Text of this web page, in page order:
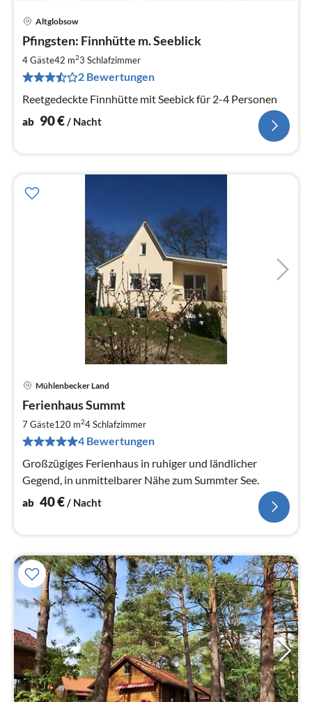
Altglobsow
Pfingsten: Finnhütte m. Seeblick
4 Gäste42 m23 Schlafzimmer
2 Bewertungen
Reetgedeckte Finnhütte mit Seebick für 2-4 Personen
ab 90€/ Nacht
Mühlenbecker Land
Ferienhaus Summt
7 Gäste120 m24Schlafzimmer
4 Bewertungen
Großzügiges Ferienhaus in ruhiger und ländlicher
Gegend, in unmittelbarer Nähe zum Summter See.
ab 40€/ Nacht